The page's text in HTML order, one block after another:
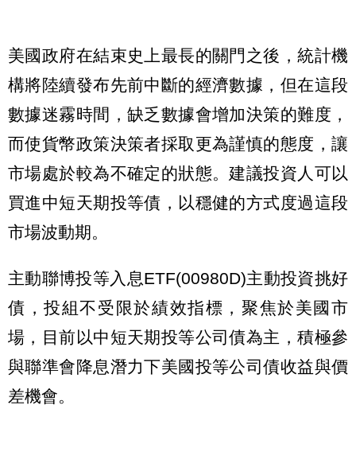
美國政府在結束史上最長的關門之後，統計機
構將陸續發布先前中斷的經濟數據，但在這段
數據迷霧時間，缺乏數據會增加決策的難度，
而使貨幣政策決策者採取更為謹慎的態度，讓
市場處於較為不確定的狀態。建議投資人可以
買進中短天期投等債，以穩健的方式度過這段
市場波動期。
主動聯博投等入息ETF(00980D)主動投資挑好
債，投組不受限於績效指標，聚焦於美國市
場，目前以中短天期投等公司債為主，積極參
與聯準會降息潛力下美國投等公司債收益與價
差機會。